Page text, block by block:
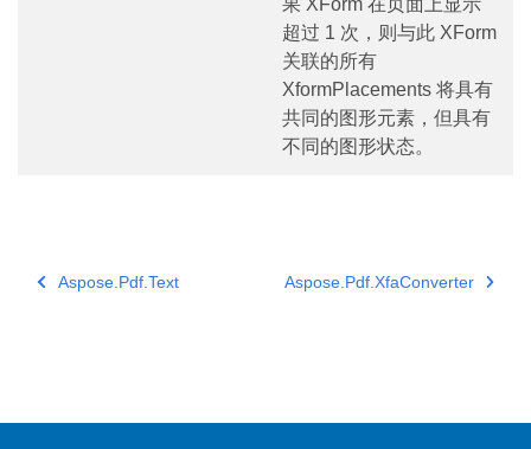
果 XForm 在页面上显示
超过 1 次，则与此 XForm
关联的所有
XformPlacements 将具有
共同的图形元素，但具有
不同的图形状态。
Aspose.Pdf.Text Aspose.Pdf.XfaConverter